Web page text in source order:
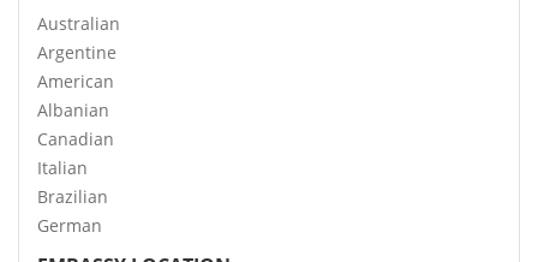
Australian
Argentine
American
Albanian
Canadian
Italian
Brazilian
German